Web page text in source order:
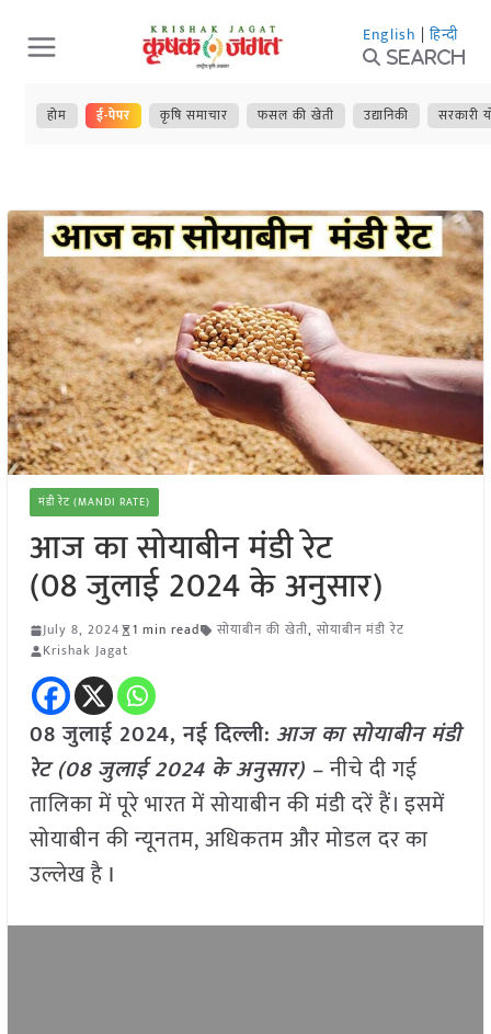
Skip
to
content
English | हिन्दी
Search
होम ई-पेपर कृषि समाचार फसल की खेती उद्यानिकी सरकारी
मंडी रेट (MANDI RATE)
आज का सोयाबीन मंडी रेट
(08 जुलाई 2024 के अनुसार)
July 8, 2024 1 min read सोयाबीन की खेती, सोयाबीन मंडी रेट
Krishak Jagat
08 जुलाई 2024,नई दिल्ली: आज का सोयाबीन मंडी
रेट (08 जुलाई 2024 के अनुसार) –नीचे दी गई
तालिका में पूरे भारत में सोयाबीन की मंडी दरें हैं। इसमें
सोयाबीन की न्यूनतम, अधिकतम और मोडल दर का
उल्लेख है I